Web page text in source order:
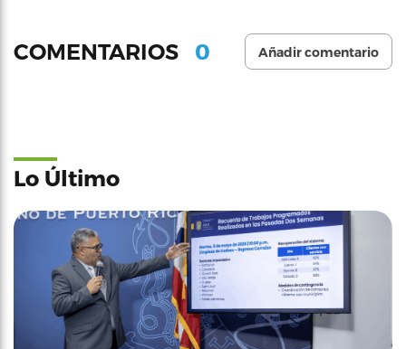
COMENTARIOS 0 Añadir comentario
Lo Último